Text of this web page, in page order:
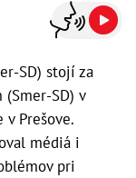
SD) stojí za
SD) v
Prešove.
médiá i
pri